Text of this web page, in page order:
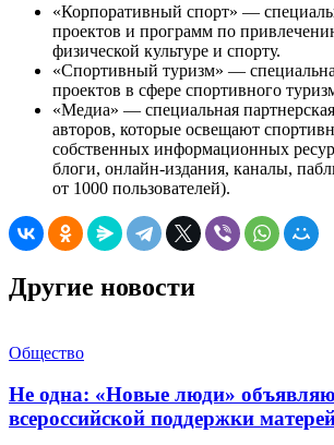
«Корпоративный спорт» —
проектов и программ по
физической культуре и спорту.
«Спортивный туризм» —
проектов в сфере спортивного
«Медиа» — специальная
авторов, которые освещают
собственных информационных
блоги, онлайн-издания, каналы,
от 1000 пользователей).
Другие новости
Общество
Не одна: «Новые люди»
всероссийской поддержки